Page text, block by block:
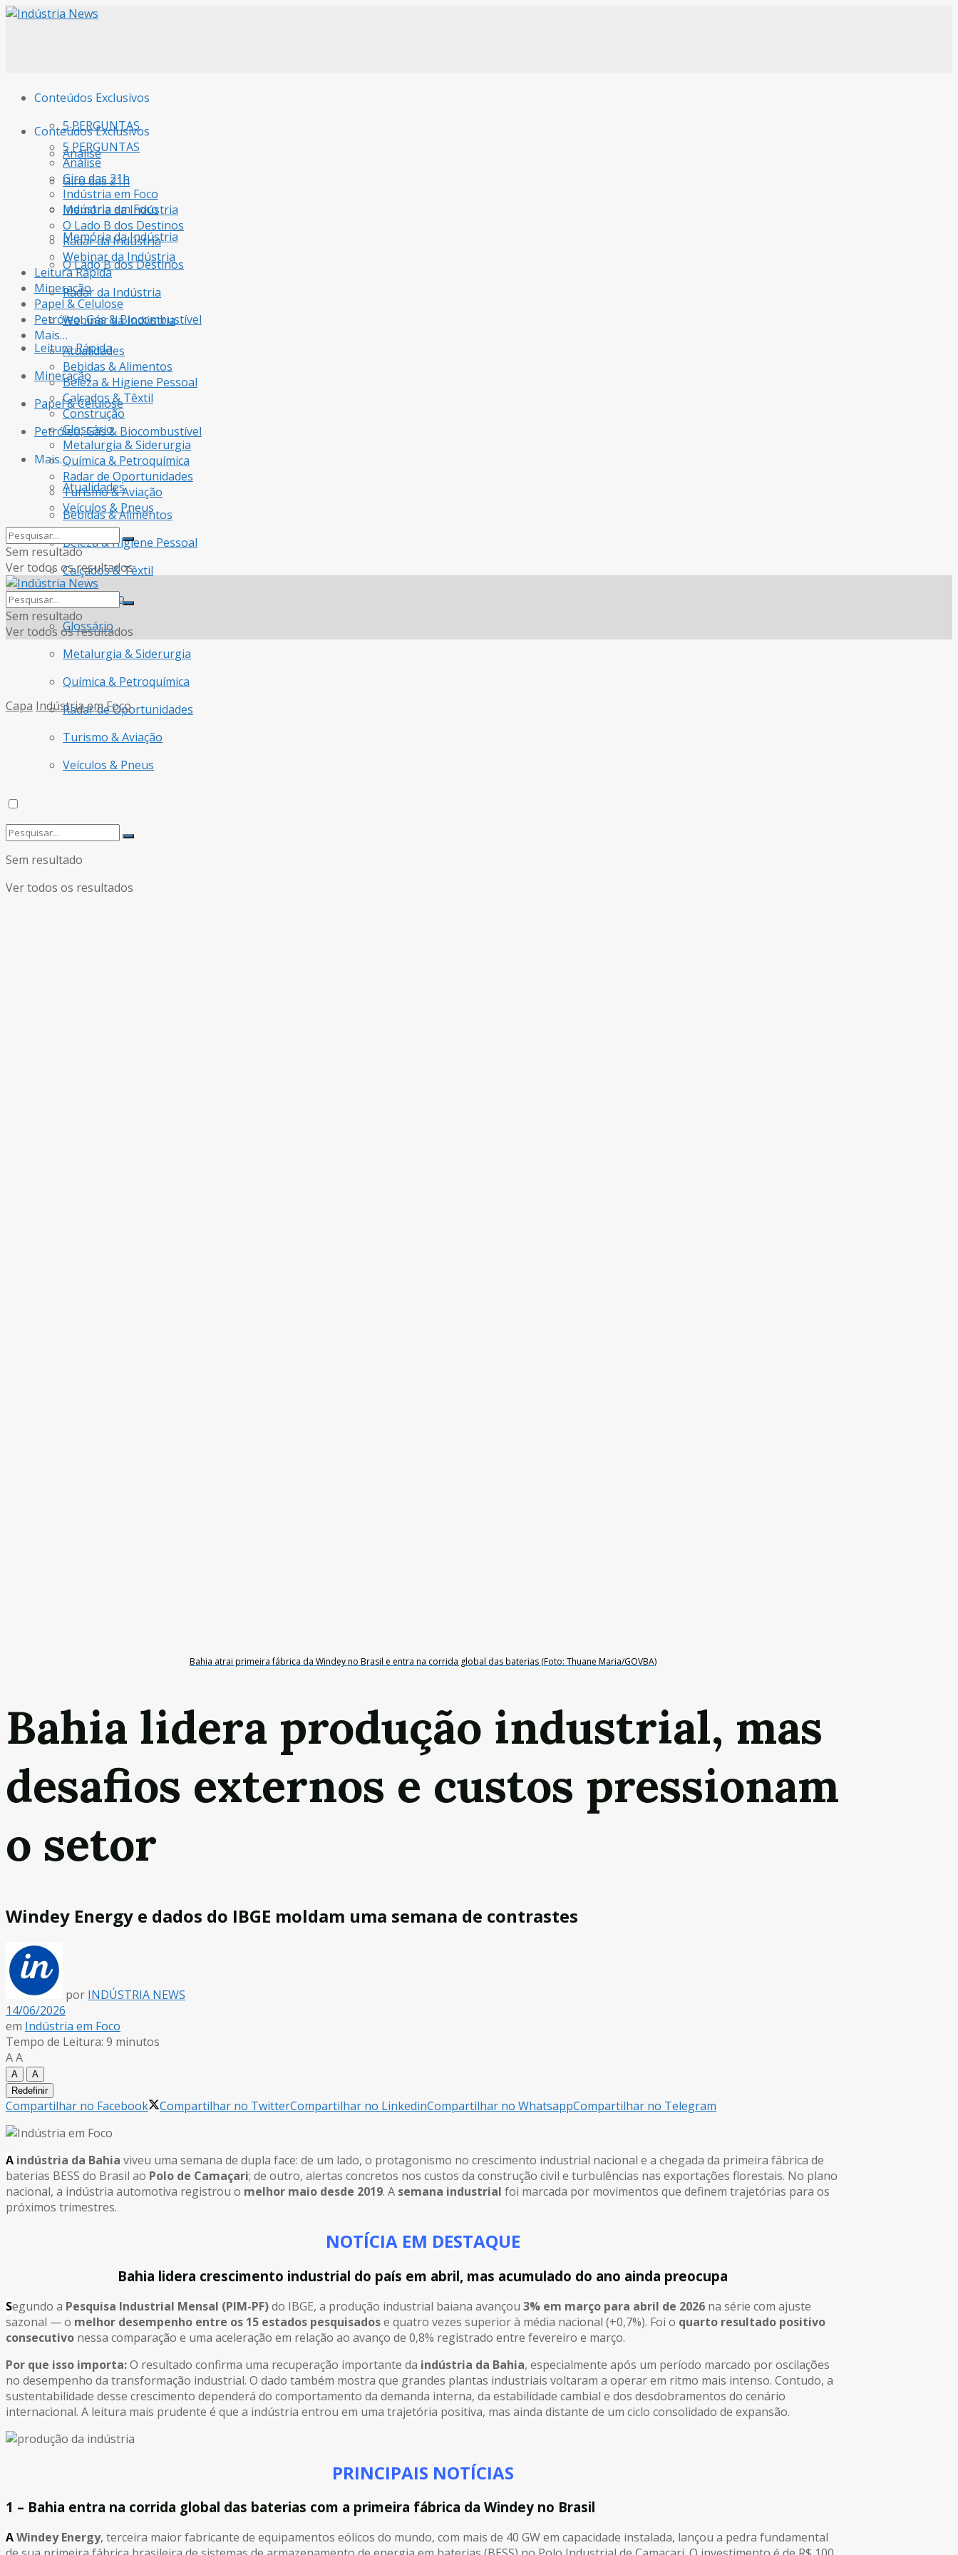
Conteúdos Exclusivos
5 PERGUNTAS
Análise
Giro das 21h
Indústria em Foco
Memória da Indústria
O Lado B dos Destinos
Radar da Indústria
Webinar da Indústria
Leitura Rápida
Mineração
Papel & Celulose
Petróleo, Gás & Biocombustível
Mais…
Atualidades
Bebidas & Alimentos
Beleza & Higiene Pessoal
Calçados & Têxtil
Construção
Glossário
Metalurgia & Siderurgia
Química & Petroquímica
Radar de Oportunidades
Turismo & Aviação
Veículos & Pneus
Sem resultado
Ver todos os resultados
Conteúdos Exclusivos
5 PERGUNTAS
Análise
Giro das 21h
Indústria em Foco
Memória da Indústria
O Lado B dos Destinos
Radar da Indústria
Webinar da Indústria
Leitura Rápida
Mineração
Papel & Celulose
Petróleo, Gás & Biocombustível
Mais…
Atualidades
Bebidas & Alimentos
Beleza & Higiene Pessoal
Calçados & Têxtil
Construção
Glossário
Metalurgia & Siderurgia
Química & Petroquímica
Radar de Oportunidades
Turismo & Aviação
Veículos & Pneus
Sem resultado
Ver todos os resultados
Sem resultado
Ver todos os resultados
Capa Indústria em Foco
Bahia atrai primeira fábrica da Windey no Brasil e entra na corrida global das baterias (Foto: Thuane Maria/GOVBA)
Bahia lidera produção industrial, mas
desafios externos e custos pressionam
o setor
Windey Energy e dados do IBGE moldam uma semana de contrastes
por INDÚSTRIA NEWS
14/06/2026
em Indústria em Foco
Tempo de Leitura: 9 minutos
AA
A
A
Redefinir
Compartilhar no Facebook Compartilhar no TwitterCompartilhar no LinkedinCompartilhar no WhatsappCompartilhar no Telegram
A indústria da Bahia viveu uma semana de dupla face: de um lado, o protagonismo no crescimento industrial nacional e a chegada da primeira fábrica de
baterias BESS do Brasil ao Polo de Camaçari; de outro, alertas concretos nos custos da construção civil e turbulências nas exportações florestais. No plano
nacional, a indústria automotiva registrou o melhor maio desde 2019. A semana industrial foi marcada por movimentos que definem trajetórias para os
próximos trimestres.
NOTÍCIA EM DESTAQUE
Bahia lidera crescimento industrial do país em abril, mas acumulado do ano ainda preocupa
Segundo a Pesquisa Industrial Mensal (PIM-PF)do IBGE, a produção industrial baiana avançou 3% em março para abril de 2026 na série com ajuste
sazonal — o melhor desempenho entre os 15 estados pesquisadose quatro vezes superior à média nacional (+0,7%). Foi o quarto resultado positivo
consecutivo nessa comparação e uma aceleração em relação ao avanço de 0,8% registrado entre fevereiro e março.
Por que isso importa:O resultado confirma uma recuperação importante da indústria da Bahia, especialmente após um período marcado por oscilações
no desempenho da transformação industrial. O dado também mostra que grandes plantas industriais voltaram a operar em ritmo mais intenso. Contudo, a
sustentabilidade desse crescimento dependerá do comportamento da demanda interna, da estabilidade cambial e dos desdobramentos do cenário
internacional. A leitura mais prudente é que a indústria entrou em uma trajetória positiva, mas ainda distante de um ciclo consolidado de expansão.
PRINCIPAIS NOTÍCIAS
1 – Bahia entra na corrida global das baterias com a primeira fábrica da Windey no Brasil
AWindey Energy, terceira maior fabricante de equipamentos eólicos do mundo, com mais de 40 GW em capacidade instalada, lançou a pedra fundamental